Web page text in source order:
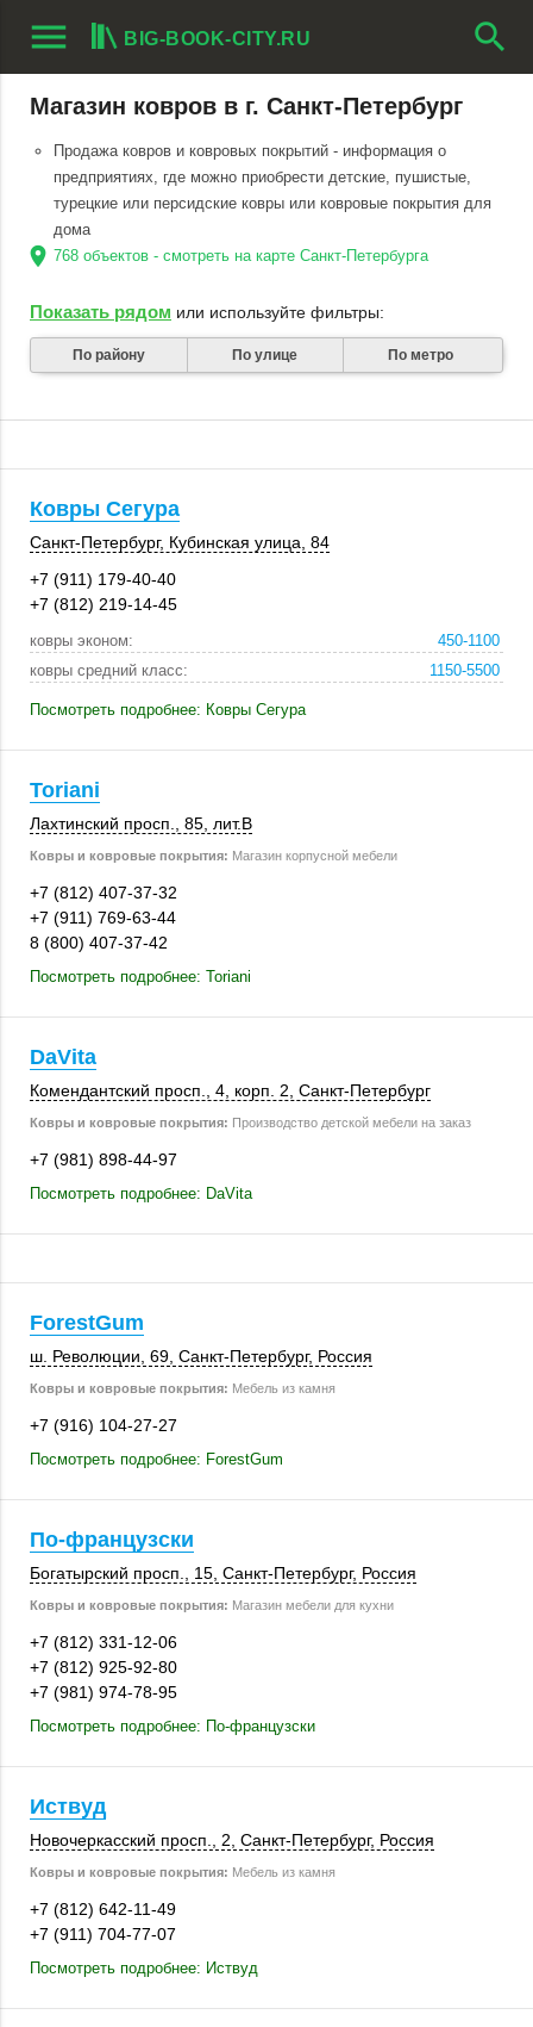
menu BIG-BOOK-CITY.RU search
Магазин ковров в г. Санкт-Петербург
Продажа ковров и ковровых покрытий - информация о
предприятиях, где можно приобрести детские, пушистые,
турецкие или персидские ковры или ковровые покрытия для
дома
location_on 768 объектов - смотреть на карте Санкт-Петербурга
Показать рядом или используйте фильтры:
По району По улице По метро
Ковры Сегура
Санкт-Петербург, Кубинская улица, 84
+7 (911) 179-40-40
+7 (812) 219-14-45
ковры эконом:
450-1100
ковры средний класс:
1150-5500
Посмотреть подробнее: Ковры Сегура
Toriani
Лахтинский просп., 85, лит.В
Ковры и ковровые покрытия: Магазин корпусной мебели
+7 (812) 407-37-32
+7 (911) 769-63-44
8 (800) 407-37-42
Посмотреть подробнее: Toriani
DaVita
Комендантский просп., 4, корп. 2 Санкт-Петербург
Ковры и ковровые покрытия: Производство детской мебели на заказ
+7 (981) 898-44-97
Посмотреть подробнее: DaVita
ForestGum
ш. Революции, 69 Санкт-Петербург, Россия
Ковры и ковровые покрытия: Мебель из камня
+7 (916) 104-27-27
Посмотреть подробнее: ForestGum
По-французски
Богатырский просп., 15, Санкт-Петербург, Россия
Ковры и ковровые покрытия: Магазин мебели для кухни
+7 (812) 331-12-06
+7 (812) 925-92-80
+7 (981) 974-78-95
Посмотреть подробнее: По-французски
Иствуд
Новочеркасский просп., 2, Санкт-Петербург, Россия
Ковры и ковровые покрытия: Мебель из камня
+7 (812) 642-11-49
+7 (911) 704-77-07
Посмотреть подробнее: Иствуд